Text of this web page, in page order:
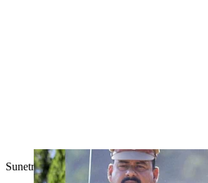
Sunetra Pawar and Beed district administration